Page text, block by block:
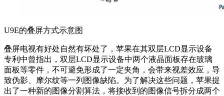
U9E的叠屏方式示意图
叠屏电视有好处自然有坏处了，苹果在其双层LCD显示设备
专利中曾指出，双层LCD显示设备中两个液晶面板存在玻璃
面板等零件，不可避免形成了一定夹角，会带来视差效应，导
致伪影、摩尔纹等一列图像缺陷。为了解决这些问题，苹果提
出了一种新的图像分割算法，将接收到的图像信号拆分成两个